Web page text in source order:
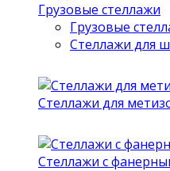
Грузовые стеллажи
Грузовые
Стеллажи для
Стеллажи для
Стеллажи с